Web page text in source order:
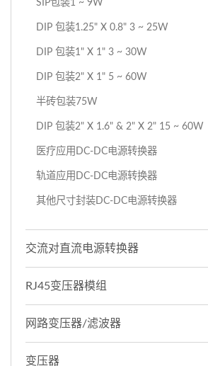
SIP包装1 ~ 9W
DIP 包装1.25" X 0.8" 3 ~ 25W
DIP 包装1" X 1" 3 ~ 30W
DIP 包装2" X 1" 5 ~ 60W
半砖包装75W
DIP 包装2" X 1.6" & 2" X 2" 15 ~ 60W
医疗应用DC-DC电源转换器
轨道应用DC-DC电源转换器
其他尺寸封装DC-DC电源转换器
交流对直流电源转换器
RJ45变压器模组
网路变压器/滤波器
变压器